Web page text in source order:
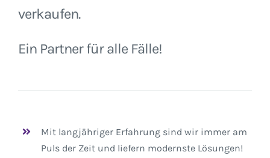
verkaufen.
Ein Partner für alle Fälle!
Mit langjähriger Erfahrung sind wir immer am
Puls der Zeit und liefern modernste Lösungen!